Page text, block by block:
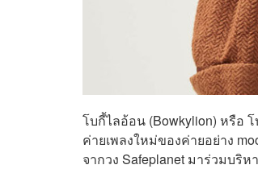
โบกี้ไลอ้อน (Bowkylion) หรือ
ค่ายเพลงใหม่ของค่ายอย่าง
จากวง Safeplanet มาร่วมบริ